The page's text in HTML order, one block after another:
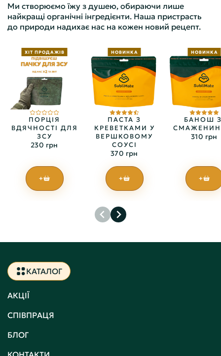
Ми створюємо їжу з душею, обираючи лише
найкращі органічні інгредієнти. Наша пристрасть
до природи надихає нас на кожен новий рецепт.
ХІТ ПРОДАЖІВ
ПОРЦІЯ
ВДЯЧНОСТІ ДЛЯ
ЗСУ
230 грн
+
НОВИНКА
ПАСТА З
КРЕВЕТКАМИ У
ВЕРШКОВОМУ
СОУСІ
370 грн
+
НОВИНКА
БАНОШ
310 грн
+
КАТАЛОГ
АКЦІЇ
СПІВПРАЦЯ
БЛОГ